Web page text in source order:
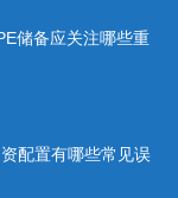
储备应关注哪些重
配置有哪些常见误